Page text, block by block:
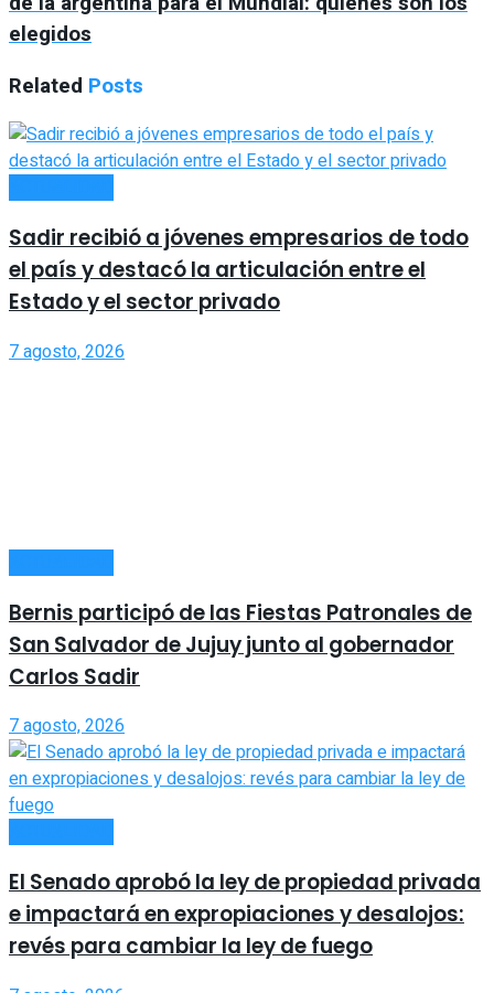
elegidos
Related Posts
Sadir recibió a jóvenes empresarios de todo
el país y destacó la articulación entre el
Estado y el sector privado
7 agosto, 2026
Bernis participó de las Fiestas Patronales de
San Salvador de Jujuy junto al gobernador
Carlos Sadir
7 agosto, 2026
El Senado aprobó la ley de propiedad privada
e impactará en expropiaciones y desalojos:
revés para cambiar la ley de fuego